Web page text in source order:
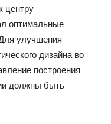
центру
оптимальные
улучшения
дизайна во
построения
должны быть